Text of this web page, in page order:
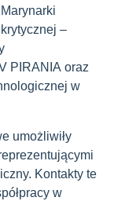
–
PIRANIA oraz
w
umożliwiły
Kontakty te
w